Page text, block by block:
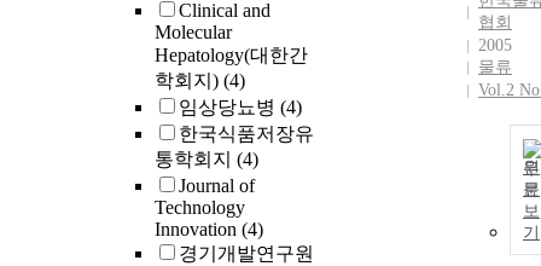
Clinical and
Molecular
Hepatology(대한간
학회지) (4)
임상당뇨병 (4)
한국식품저장유
통학회지 (4)
Journal of
Technology
Innovation (4)
경기개발연구원
협회
2005
물류
Vol.2
원
문
보
기